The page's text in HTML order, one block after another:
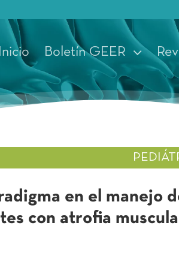
Inicio Boletín GEER
en el manejo
con atrofia